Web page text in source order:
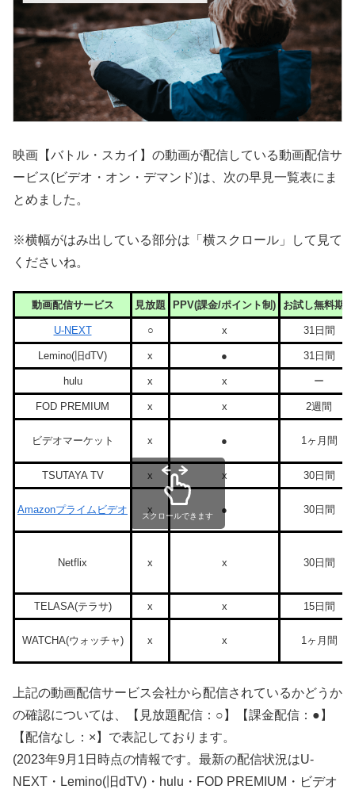
映画【バトル・スカイ】の動画が配信している動画配信サ
ービス(ビデオ・オン・デマンド)は、次の早見一覧表にま
とめました。
※横幅がはみ出している部分は「横スクロール」して見て
くださいね。
動画配信サービス 見放題 PPV(課金/ポイント制) お試し無料期間
U-NEXT ○ x 31日間
Lemino(旧dTV) x ● 31日間
hulu x x ー
FOD PREMIUM x x 2週間
ビデオマーケット x ● 1ヶ月間
TSUTAYA TV x x 30日間
Amazonプライムビデオ x ● 30日間
Netflix x x 30日間
TELASA(テラサ) x x 15日間
WATCHA(ウォッチャ) x x 1ヶ月間
スクロールできます
上記の動画配信サービス会社から配信されているかどうか
の確認については、【見放題配信：○】【課金配信：●】
【配信なし：×】で表記しております。
(2023年9月1日時点の情報です。最新の配信状況はU-
NEXT・Lemino(旧dTV)・hulu・FOD PREMIUM・ビデオ